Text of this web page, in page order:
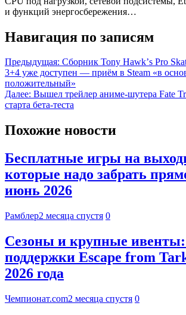
и функций энергосбережения…
Навигация по записям
Предыдущая: Сборник Tony Hawkʼs Pro
3+4 уже доступен — приём в Steam «в
положительный»
Далее: Вышел трейлер аниме-шутера Fate
старта бета-теста
Похожие новости
Бесплатные игры на
которые надо забрать
июнь 2026
Рамблер2 месяца спустя 0
Сезоны и крупные ивенты:
поддержки Escape from
2026 года
Чемпионат.com2 месяца спустя 0